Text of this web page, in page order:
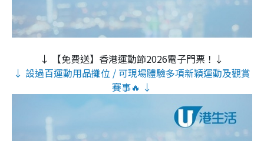
↓ 【免費送】香港運動節2026電子門票！↓
↓ 設過百運動用品攤位 / 可現場體驗多項新穎運動及觀賞
賽事🔥 ↓